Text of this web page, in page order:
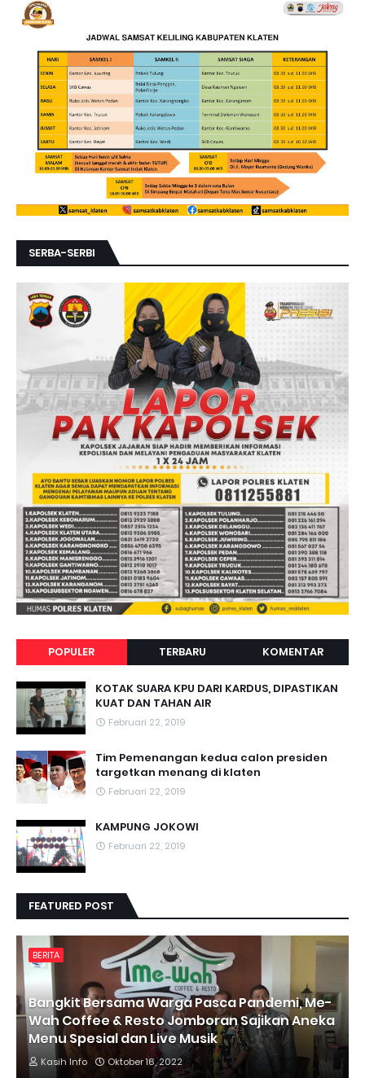
SERBA-SERBI
POPULER TERBARU KOMENTAR
KOTAK SUARA KPU DARI KARDUS, DIPASTIKAN
KUAT DAN TAHAN AIR
Februari 22, 2019
Tim Pemenangan kedua calon presiden
targetkan menang di klaten
Februari 22, 2019
KAMPUNG JOKOWI
Februari 22, 2019
FEATURED POST
BERITA
Bangkit Bersama Warga Pasca Pandemi, Me-
Wah Coffee & Resto Jomboran Sajikan Aneka
Menu Spesial dan Live Musik
Kasih Info Oktober 16, 2022